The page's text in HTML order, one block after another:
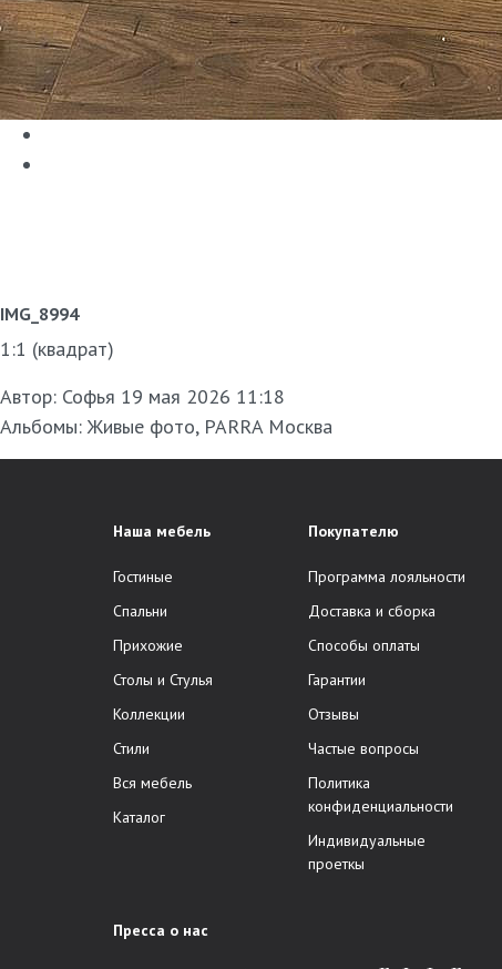
IMG_8994
1:1 (квадрат)
Автор: Софья 19 мая 2026 11:18
Альбомы:Живые фото, PARRA Москва
Наша мебель
Гостиные
Спальни
Прихожие
Столы и Стулья
Коллекции
Стили
Вся мебель
Каталог
Покупателю
Программа лояльности
Доставка и сборка
Способы оплаты
Гарантии
Отзывы
Частые вопросы
Политика
конфиденциальности
Индивидуальные
проеткы
Пресса о нас